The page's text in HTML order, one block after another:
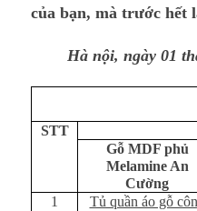
của bạn, mà trước hết
Hà nội, ngày 01
STT
Gỗ MDF phủ
Melamine An
Cường
1
Tủ quần áo gỗ